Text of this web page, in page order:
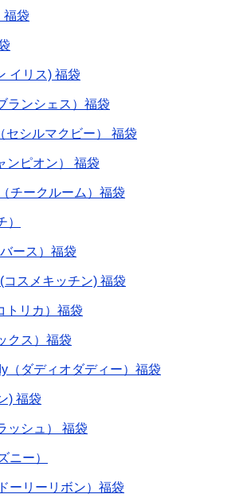
福袋
イリス) 福袋
ランシェス）福袋
セシルマクビー） 福袋
ンピオン） 福袋
チークルーム）福袋
ース）福袋
スメキッチン) 福袋
トリカ）福袋
クス）福袋
（ダディオダディー）福袋
) 福袋
ッシュ） 福袋
ニー）
ーリーリボン）福袋